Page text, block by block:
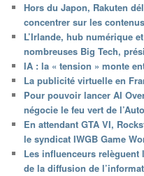
Hors du Japon, Rakuten
concentrer sur les
L’Irlande, hub numérique
nombreuses Big Tech,
IA : la « tension » monte
La publicité virtuelle en
Pour pouvoir lancer AI
négocie le feu vert de
En attendant GTA VI,
le syndicat IWGB Game
Les influenceurs
de la diffusion de